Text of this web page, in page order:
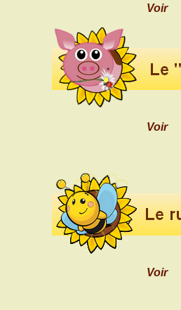
Voir
Voir
Voir